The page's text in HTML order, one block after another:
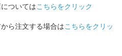
ついてはこちらをクリック
ら注文する場合はこちらをクリッ